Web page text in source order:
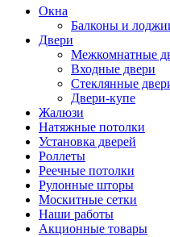
Окна
Балконы и
Двери
Межкомнатные
Входные двери
Стеклянные
Двери-купе
Жалюзи
Натяжные потолки
Установка дверей
Роллеты
Реечные потолки
Рулонные шторы
Москитные сетки
Наши работы
Акционные товары